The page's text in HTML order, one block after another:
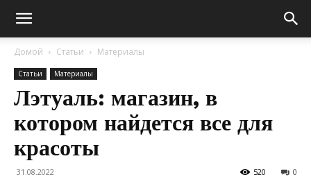
Домой Статьи Материалы
Статьи Материалы
Лэтуаль: магазин, в
котором найдется все для
красоты
31.08.2022 0
520